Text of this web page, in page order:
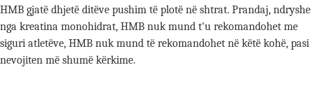
HMB gjatë dhjetë ditëve pushim të plotë në shtrat. Prandaj, ndryshe
nga kreatina monohidrat, HMB nuk mund t'u rekomandohet me
siguri atletëve, HMB nuk mund të rekomandohet në këtë kohë, pasi
nevojiten më shumë kërkime.